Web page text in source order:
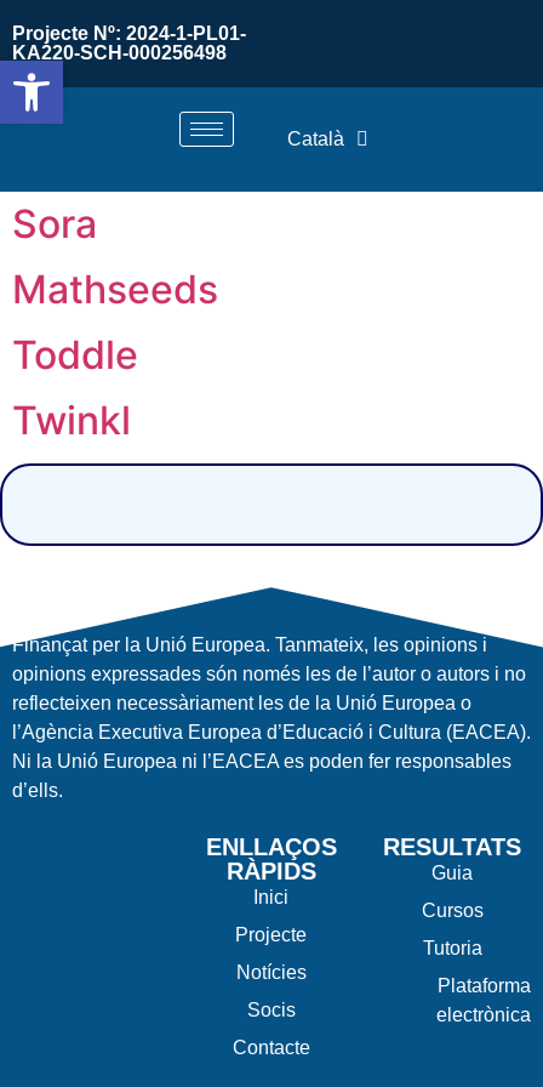
Obre la barra d'eines
Projecte Nº: 2024-1-PL01-
KA220-SCH-000256498
Català
Sora
Mathseeds
Toddle
Twinkl
ENLLAÇOS
RÀPIDS
Inici
Projecte
Notícies
Socis
Contacte
RESULTATS
Guia
Cursos
Tutoria
Plataforma
electrònica
Finançat per la Unió Europea. Tanmateix, les opinions i
opinions expressades són només les de l’autor o autors i no
reflecteixen necessàriament les de la Unió Europea o
l’Agència Executiva Europea d’Educació i Cultura (EACEA).
Ni la Unió Europea ni l’EACEA es poden fer responsables
d’ells.